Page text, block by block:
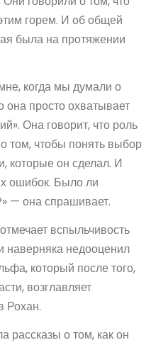
горем. И об общей
была на протяжении
когда мы думали о
она просто охватывает
Она говорит, что роль
чтобы понять выбор
которые он сделал. И
ошибок. Было ли
— она спрашивает.
вспыльчивость
наверняка недооценил
который после того,
возглавляет
Рохан.
рассказы о том, как он